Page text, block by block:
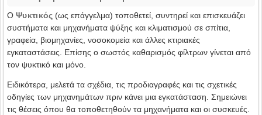
Ο Ψυκτικός (ως επάγγελμα) τοποθετεί, συντηρεί και επισκευάζει
συστήματα και μηχανήματα ψύξης και κλιματισμού σε σπίτια,
γραφεία, βιομηχανίες, νοσοκομεία και άλλες κτιριακές
εγκαταστάσεις. Επίσης ο σωστός καθαρισμός φίλτρων γίνεται από
τον ψυκτικό και μόνο.
Ειδικότερα, μελετά τα σχέδια, τις προδιαγραφές και τις σχετικές
οδηγίες των μηχανημάτων πριν κάνει μια εγκατάσταση. Σημειώνει
τις θέσεις όπου θα τοποθετηθούν τα μηχανήματα και οι συσκευές.